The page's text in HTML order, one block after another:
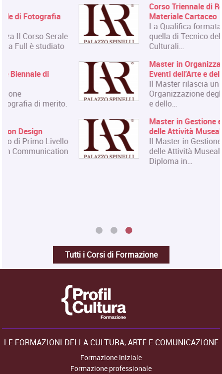
Corso Triennale di Restauro del
Materiale Cartaceo
La Qualifica formata dal corso è
quella di Tecnico del Restauro di Beni
Culturali…
Master in Organizzazione degli
Eventi dell'Arte e dello Spettacolo
Il Master rilascia un Diploma in
Organizzazione degli Eventi dell'Arte
e dello…
Master in Gestione e Innovazione
delle Attività Museali
Il Master in Gestione e Innovazione
delle Attività Museali rilascia un
Diploma in…
Tutti i Corsi di Formazione
LE FORMAZIONI DELLA CULTURA, ARTE E COMUNICAZIONE
Formazione Iniziale
Formazione professionale